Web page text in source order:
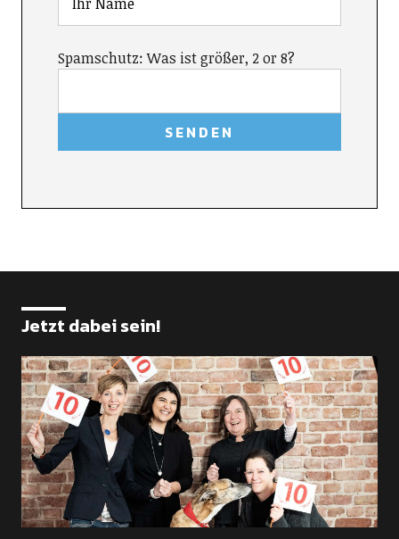
Spamschutz: Was ist größer, 2 or 8?
Jetzt dabei sein!